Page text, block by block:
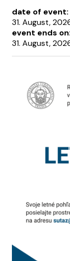
date of event:
31. August,
event ends on:
31. August,